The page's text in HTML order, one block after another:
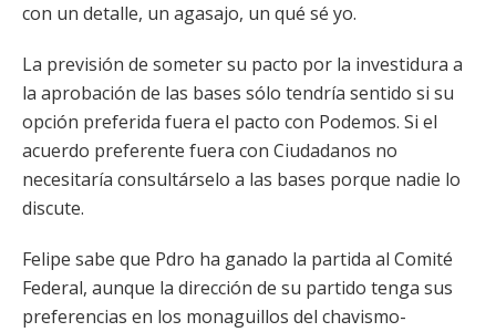
con un detalle, un agasajo, un qué sé yo.
La previsión de someter su pacto por la investidura a
la aprobación de las bases sólo tendría sentido si su
opción preferida fuera el pacto con Podemos. Si el
acuerdo preferente fuera con Ciudadanos no
necesitaría consultárselo a las bases porque nadie lo
discute.
Felipe sabe que Pdro ha ganado la partida al Comité
Federal, aunque la dirección de su partido tenga sus
preferencias en los monaguillos del chavismo-